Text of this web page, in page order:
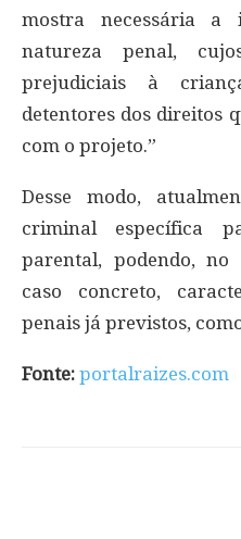
mostra necessária a
natureza penal,
prejudiciais à
detentores dos direitos
com o projeto.”
Desse modo,
criminal específica
parental, podendo,
caso concreto,
penais já previstos,
Fonte: portalraizes.com